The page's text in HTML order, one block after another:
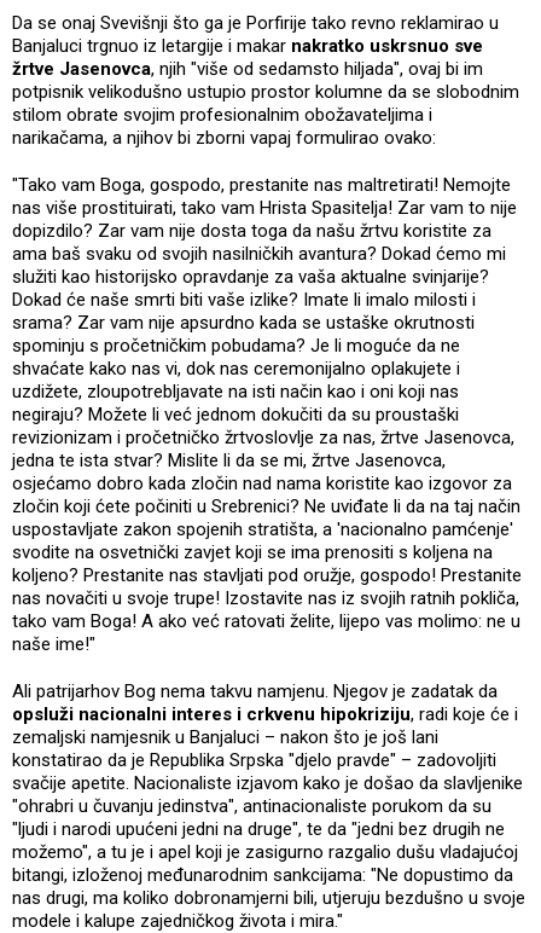
Da se onaj Svevišnji što ga je Porfirije tako revno reklamirao u
Banjaluci trgnuo iz letargije i makar nakratko uskrsnuo sve
žrtve Jasenovca, njih "više od sedamsto hiljada", ovaj bi im
potpisnik velikodušno ustupio prostor kolumne da se slobodnim
stilom obrate svojim profesionalnim obožavateljima i
narikačama, a njihov bi zborni vapaj formulirao ovako:
"Tako vam Boga, gospodo, prestanite nas maltretirati! Nemojte
nas više prostituirati, tako vam Hrista Spasitelja! Zar vam to nije
dopizdilo? Zar vam nije dosta toga da našu žrtvu koristite za
ama baš svaku od svojih nasilničkih avantura? Dokad ćemo mi
služiti kao historijsko opravdanje za vaša aktualne svinjarije?
Dokad će naše smrti biti vaše izlike? Imate li imalo milosti i
srama? Zar vam nije apsurdno kada se ustaške okrutnosti
spominju s pročetničkim pobudama? Je li moguće da ne
shvaćate kako nas vi, dok nas ceremonijalno oplakujete i
uzdižete, zloupotrebljavate na isti način kao i oni koji nas
negiraju? Možete li već jednom dokučiti da su proustaški
revizionizam i pročetničko žrtvoslovlje za nas, žrtve Jasenovca,
jedna te ista stvar? Mislite li da se mi, žrtve Jasenovca,
osjećamo dobro kada zločin nad nama koristite kao izgovor za
zločin koji ćete počiniti u Srebrenici? Ne uviđate li da na taj način
uspostavljate zakon spojenih stratišta, a 'nacionalno pamćenje'
svodite na osvetnički zavjet koji se ima prenositi s koljena na
koljeno? Prestanite nas stavljati pod oružje, gospodo! Prestanite
nas novačiti u svoje trupe! Izostavite nas iz svojih ratnih pokliča,
tako vam Boga! A ako već ratovati želite, lijepo vas molimo: ne u
naše ime!"
Ali patrijarhov Bog nema takvu namjenu. Njegov je zadatak da
opsluži nacionalni interes i crkvenu hipokriziju, radi koje će i
zemaljski namjesnik u Banjaluci – nakon što je još lani
konstatirao da je Republika Srpska "djelo pravde" – zadovoljiti
svačije apetite. Nacionaliste izjavom kako je došao da slavljenike
"ohrabri u čuvanju jedinstva", antinacionaliste porukom da su
"ljudi i narodi upućeni jedni na druge", te da "jedni bez drugih ne
možemo", a tu je i apel koji je zasigurno razgalio dušu vladajućoj
bitangi, izloženoj međunarodnim sankcijama: "Ne dopustimo da
nas drugi, ma koliko dobronamjerni bili, utjeruju bezdušno u svoje
modele i kalupe zajedničkog života i mira."